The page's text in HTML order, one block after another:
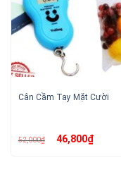
Cân Cầm Tay Mặt Cười
52,000₫ Giá
gốc
46,800₫Giá